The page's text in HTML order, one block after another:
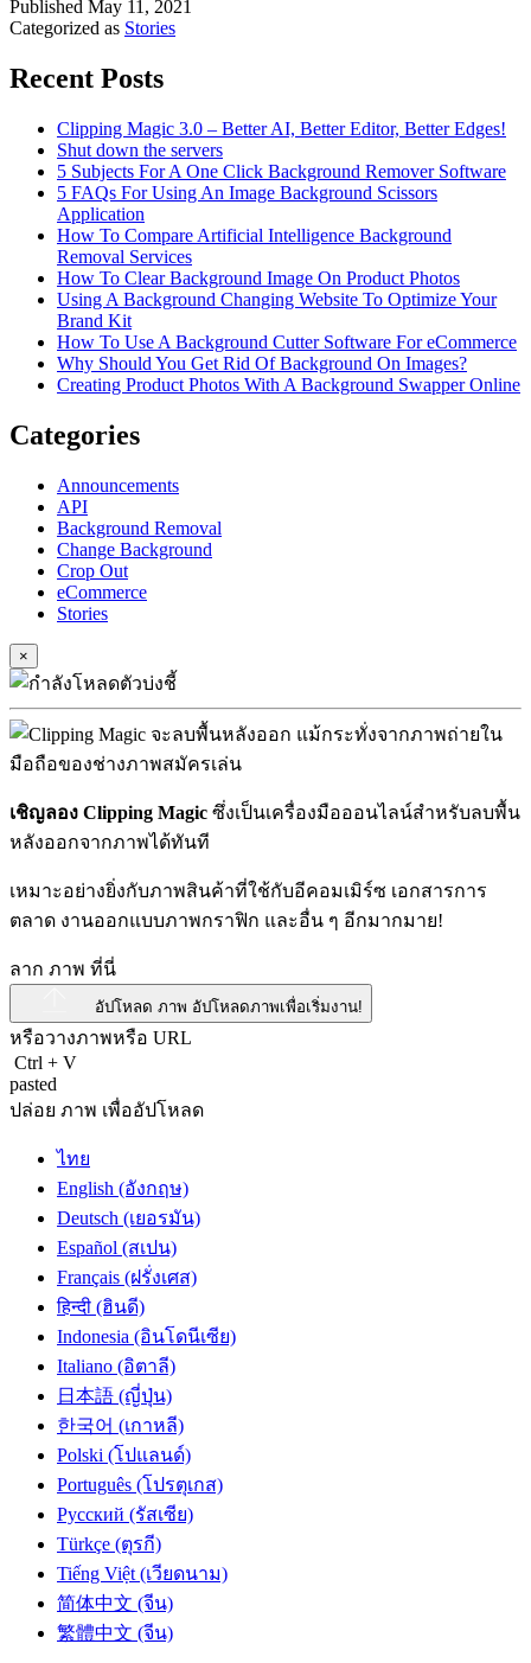
Published May 11, 2021
Categorized as Stories
Recent Posts
Clipping Magic 3.0 – Better AI, Better Editor, Better Edges!
Shut down the servers
5 Subjects For A One Click Background Remover Software
5 FAQs For Using An Image Background Scissors
Application
How To Compare Artificial Intelligence Background
Removal Services
How To Clear Background Image On Product Photos
Using A Background Changing Website To Optimize Your
Brand Kit
How To Use A Background Cutter Software For eCommerce
Why Should You Get Rid Of Background On Images?
Creating Product Photos With A Background Swapper Online
Categories
Announcements
API
Background Removal
Change Background
Crop Out
eCommerce
Stories
×
เชิญลอง Clipping Magic ซึ่งเป็นเครื่องมือออนไลน์สำหรับลบพื้น
หลังออกจากภาพได้ทันที
เหมาะอย่างยิ่งกับภาพสินค้าที่ใช้กับอีคอมเมิร์ซ เอกสารการ
ตลาด งานออกแบบภาพกราฟิก และอื่น ๆ อีกมากมาย!
ลาก ภาพ ที่นี่
อัปโหลด ภาพ อัปโหลดภาพเพื่อเริ่มงาน!
หรือวางภาพหรือ URL
Ctrl + V
pasted
ปล่อย ภาพ เพื่ออัปโหลด
ไทย
English (อังกฤษ)
Deutsch (เยอรมัน)
Español (สเปน)
Français (ฝรั่งเศส)
हिन्दी (ฮินดี)
Indonesia (อินโดนีเซีย)
Italiano (อิตาลี)
日本語 (ญี่ปุ่น)
한국어 (เกาหลี)
Polski (โปแลนด์)
Português (โปรตุเกส)
Русский (รัสเซีย)
Türkçe (ตุรกี)
Tiếng Việt (เวียดนาม)
简体中文 (จีน)
繁體中文 (จีน)